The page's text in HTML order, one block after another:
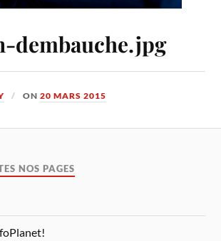
dembauche.jpg
ON20 MARS 2015
NOS PAGES